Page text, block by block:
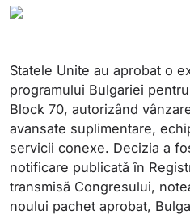
Statele Unite au aprobat o
programului Bulgariei
Block 70, autorizând
avansate suplimentare,
servicii conexe. Decizia a
notificare publicată în
transmisă Congresului,
noului pachet aprobat,